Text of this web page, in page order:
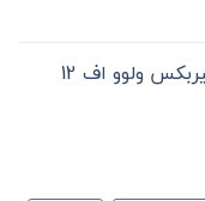
ولوو اف 12